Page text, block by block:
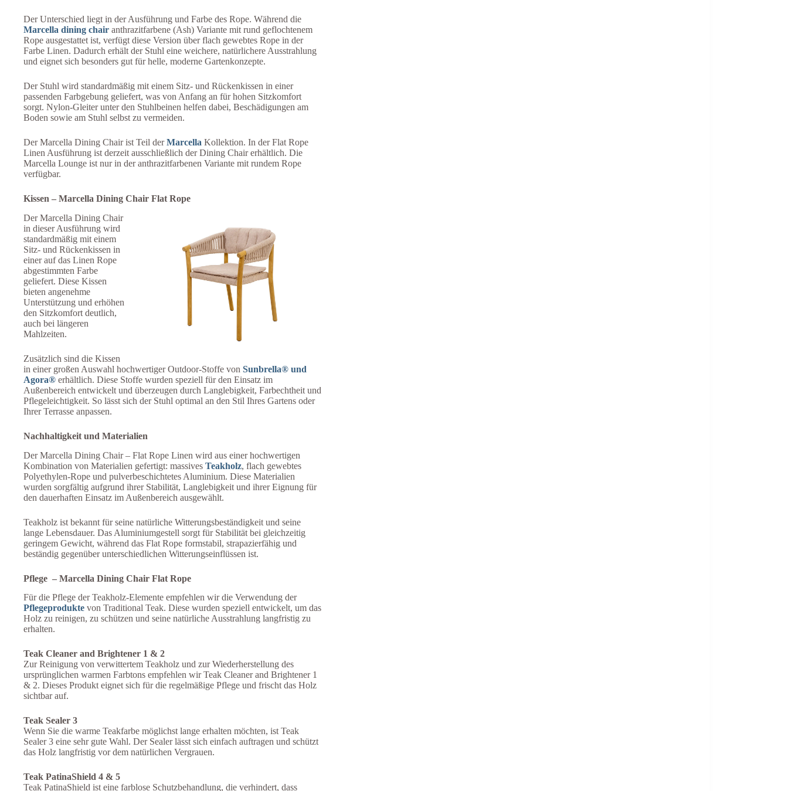
Der Unterschied liegt in der Ausführung und Farbe des Rope. Während die
Marcella dining chair anthrazitfarbene (Ash) Variante mit rund geflochtenem
Rope ausgestattet ist, verfügt diese Version über flach gewebtes Rope in der
Farbe Linen. Dadurch erhält der Stuhl eine weichere, natürlichere Ausstrahlung
und eignet sich besonders gut für helle, moderne Gartenkonzepte.
Der Stuhl wird standardmäßig mit einem Sitz- und Rückenkissen in einer
passenden Farbgebung geliefert, was von Anfang an für hohen Sitzkomfort
sorgt. Nylon-Gleiter unter den Stuhlbeinen helfen dabei, Beschädigungen am
Boden sowie am Stuhl selbst zu vermeiden.
Der Marcella Dining Chair ist Teil derMarcella Kollektion. In der Flat Rope
Linen Ausführung ist derzeit ausschließlich der Dining Chair erhältlich. Die
Marcella Lounge ist nur in der anthrazitfarbenen Variante mit rundem Rope
verfügbar.
Kissen – Marcella Dining Chair Flat Rope
Der Marcella Dining Chair
in dieser Ausführung wird
standardmäßig mit einem
Sitz- und Rückenkissen in
einer auf das Linen Rope
abgestimmten Farbe
geliefert. Diese Kissen
bieten angenehme
Unterstützung und erhöhen
den Sitzkomfort deutlich,
auch bei längeren
Mahlzeiten.
Zusätzlich sind die Kissen
in einer großen Auswahl hochwertiger Outdoor-Stoffe von Sunbrella® und
Agora® erhältlich. Diese Stoffe wurden speziell für den Einsatz im
Außenbereich entwickelt und überzeugen durch Langlebigkeit, Farbechtheit und
Pflegeleichtigkeit. So lässt sich der Stuhl optimal an den Stil Ihres Gartens oder
Ihrer Terrasse anpassen.
Nachhaltigkeit und Materialien
Der Marcella Dining Chair – Flat Rope Linen wird aus einer hochwertigen
Kombination von Materialien gefertigt: massives Teakholz, flach gewebtes
Polyethylen-Rope und pulverbeschichtetes Aluminium. Diese Materialien
wurden sorgfältig aufgrund ihrer Stabilität, Langlebigkeit und ihrer Eignung für
den dauerhaften Einsatz im Außenbereich ausgewählt.
Teakholz ist bekannt für seine natürliche Witterungsbeständigkeit und seine
lange Lebensdauer. Das Aluminiumgestell sorgt für Stabilität bei gleichzeitig
geringem Gewicht, während das Flat Rope formstabil, strapazierfähig und
beständig gegenüber unterschiedlichen Witterungseinflüssen ist.
Pflege – Marcella Dining Chair Flat Rope
Für die Pflege der Teakholz-Elemente empfehlen wir die Verwendung der
Pflegeprodukte von Traditional Teak. Diese wurden speziell entwickelt, um das
Holz zu reinigen, zu schützen und seine natürliche Ausstrahlung langfristig zu
erhalten.
Teak Cleaner and Brightener 1 & 2
Zur Reinigung von verwittertem Teakholz und zur Wiederherstellung des
ursprünglichen warmen Farbtons empfehlen wir Teak Cleaner and Brightener 1
& 2. Dieses Produkt eignet sich für die regelmäßige Pflege und frischt das Holz
sichtbar auf.
Teak Sealer 3
Wenn Sie die warme Teakfarbe möglichst lange erhalten möchten, ist Teak
Sealer 3 eine sehr gute Wahl. Der Sealer lässt sich einfach auftragen und schützt
das Holz langfristig vor dem natürlichen Vergrauen.
Teak PatinaShield 4 & 5
Teak PatinaShield ist eine farblose Schutzbehandlung, die verhindert, dass